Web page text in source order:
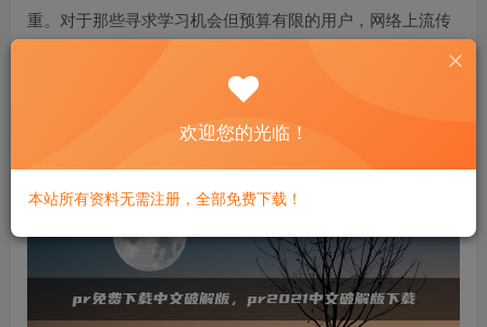
重。对于那些寻求学习机会但预算有限的用户，网络上流传
的破解版本似乎成了一个诱人的选项。本文旨在提供信息，
同时强调使用正版的重要性，并简要介绍如何安全地获取Pr
欢迎您的光临！
本站所有资料无需注册，全部免费下载！